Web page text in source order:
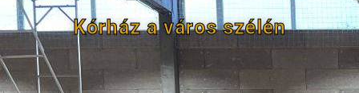
Kórház a város szélén